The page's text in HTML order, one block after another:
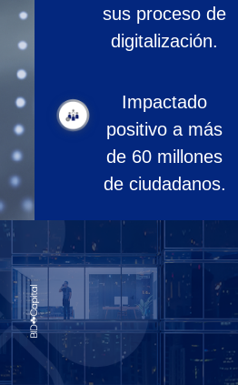
sus proceso de
digitalización.
Impactado
positivo a más
de 60 millones
de ciudadanos.